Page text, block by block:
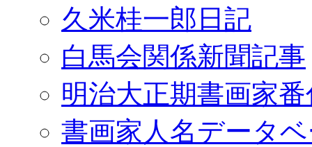
久米桂一郎日記
白馬会関係新聞記事
明治大正期書画家
書画家人名データ